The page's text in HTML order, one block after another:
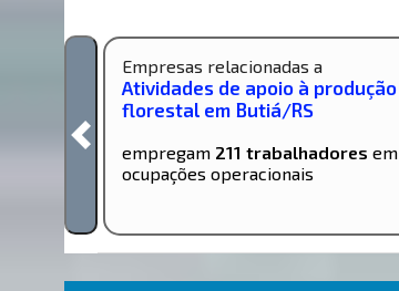
Empresas relacionadas a
Atividades de apoio à produção
florestal em Butiá/RS
empregam 211 trabalhadores em
ocupações operacionais